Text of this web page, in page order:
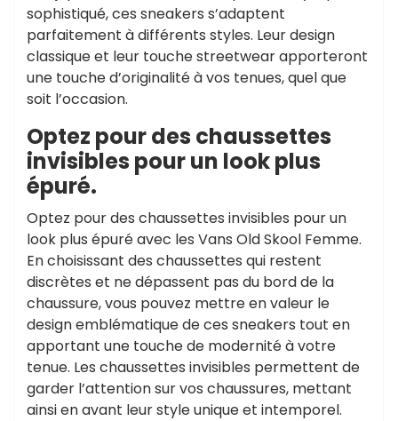
sophistiqué, ces sneakers s’adaptent
parfaitement à différents styles. Leur design
classique et leur touche streetwear apporteront
une touche d’originalité à vos tenues, quel que
soit l’occasion.
Optez pour des chaussettes
invisibles pour un look plus
épuré.
Optez pour des chaussettes invisibles pour un
look plus épuré avec les Vans Old Skool Femme.
En choisissant des chaussettes qui restent
discrètes et ne dépassent pas du bord de la
chaussure, vous pouvez mettre en valeur le
design emblématique de ces sneakers tout en
apportant une touche de modernité à votre
tenue. Les chaussettes invisibles permettent de
garder l’attention sur vos chaussures, mettant
ainsi en avant leur style unique et intemporel.